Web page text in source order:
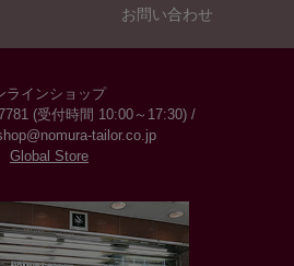
お問い合わせ
ラインショップ
(受付時間 10:00～17:30) /
tailor.co.jp
Global Store